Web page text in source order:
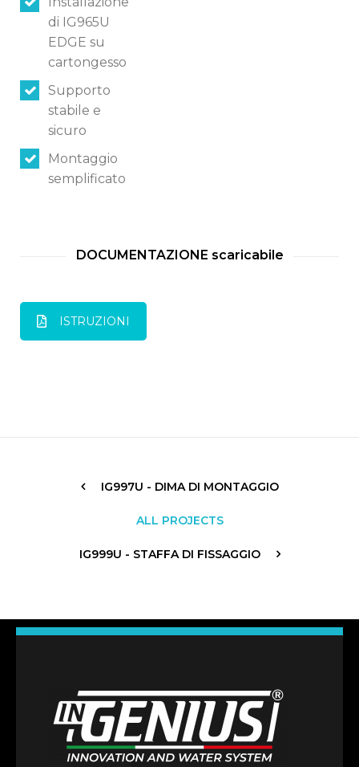
di IG965U
EDGE su
cartongesso
Supporto
stabile e
sicuro
Montaggio
semplificato
DOCUMENTAZIONE scaricabile
ISTRUZIONI
IG997U - DIMA DI MONTAGGIO
ALL PROJECTS
IG999U - STAFFA DI FISSAGGIO